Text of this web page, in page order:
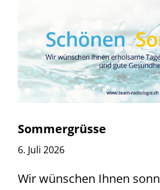
Sommergrüsse
6. Juli 2026
Wir wünschen Ihnen